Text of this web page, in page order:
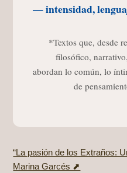
— intensidad,
*Textos que, desde
filosófico,
abordan lo común, lo
de
“La pasión de los Extraños:
Marina Garcés ⬈